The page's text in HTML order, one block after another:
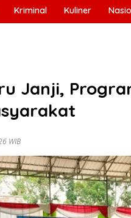
Kriminal Kuliner
Janji,
WIB